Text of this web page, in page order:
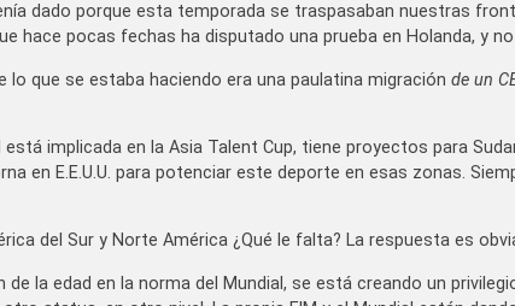
dado porque esta temporada se traspasaban nuestras
hace pocas fechas ha disputado una prueba en Holanda, y no
lo que se estaba haciendo era una paulatina migración de un
está implicada en la Asia Talent Cup, tiene proyectos para
en E.E.U.U. para potenciar este deporte en esas zonas.
del Sur y Norte América ¿Qué le falta? La respuesta es
de la edad en la norma del Mundial, se está creando un